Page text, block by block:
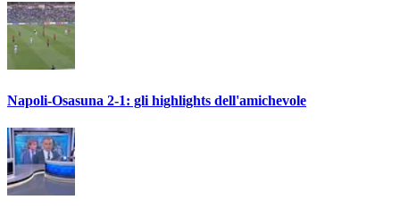
Napoli-Osasuna 2-1: gli highlights dell'amichevole